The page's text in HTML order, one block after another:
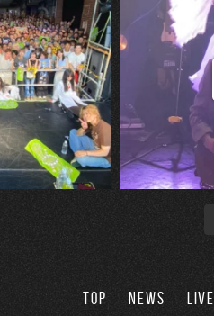
TOP NEWS LIVE